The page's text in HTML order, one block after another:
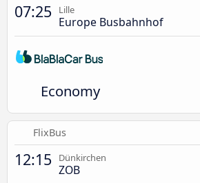
07:25 Lille
Europe Busbahnhof
Economy
FlixBus
12:15 Dünkirchen
ZOB